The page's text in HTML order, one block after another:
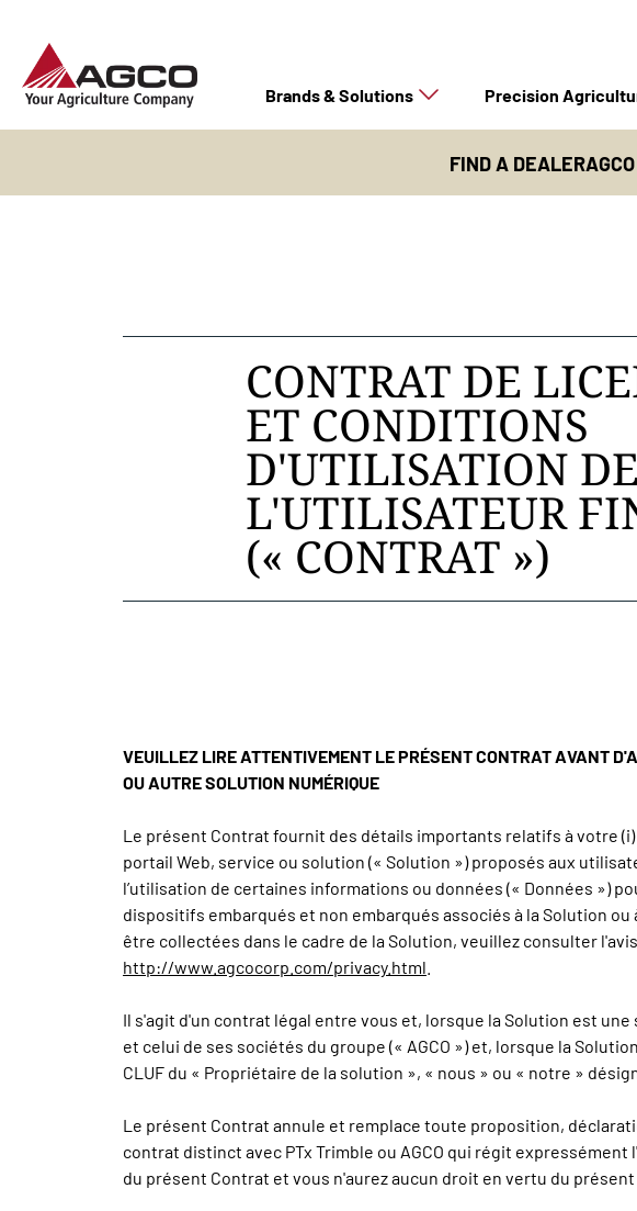
Brands & Solutions Precision
FIND A DEALER
CONTRAT DE
ET CONDITIONS
D'UTILISATION DE
L'UTILISATEUR
(« CONTRAT »)
VEUILLEZ LIRE ATTENTIVEMENT LE PRÉSENT CONTRAT AVANT
OU AUTRE SOLUTION NUMÉRIQUE
Le présent Contrat fournit des détails importants relatifs à votre
portail Web, service ou solution (« Solution ») proposés aux
l’utilisation de certaines informations ou données (« Données »)
dispositifs embarqués et non embarqués associés à la Solution
être collectées dans le cadre de la Solution, veuillez consulter
http://www.agcocorp.com/privacy.html
Il s'agit d'un contrat légal entre vous et, lorsque la Solution est
et celui de ses sociétés du groupe (« AGCO ») et, lorsque la
CLUF du « Propriétaire de la solution », « nous » ou « notre »
Le présent Contrat annule et remplace toute proposition,
contrat distinct avec PTx Trimble ou AGCO qui régit
du présent Contrat et vous n'aurez aucun droit en vertu du